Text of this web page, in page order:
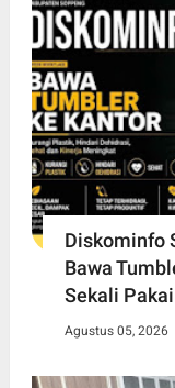
Diskominfo
Bawa
Sekali Pakai
Agustus 05, 2026